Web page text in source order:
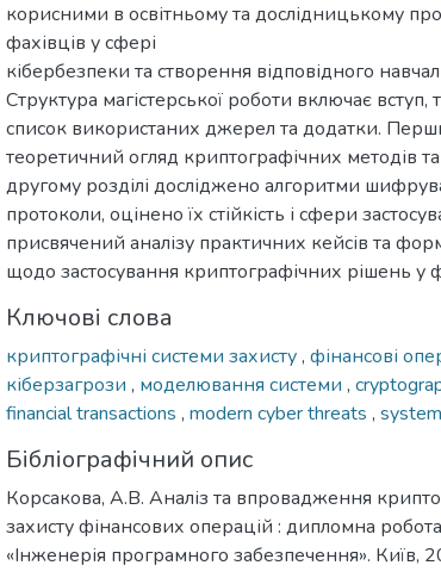
корисними в освітньому та дослідницькому
фахівців у сфері
кібербезпеки та створення відповідного
Структура магістерської роботи включає
список використаних джерел та додатки.
теоретичний огляд криптографічних методів та
другому розділі досліджено алгоритми
протоколи, оцінено їх стійкість і сфери
присвячений аналізу практичних кейсів та
щодо застосування криптографічних рішень у
Ключові слова
криптографічні системи захисту, фінансові
кіберзагрози , моделювання системи ,
financial transactions , modern cyber threats ,
Бібліографічний опис
Корсакова, А.В. Аналіз та впровадження
захисту фінансових операцій : дипломна робота
«Інженерія програмного забезпечення». Київ,